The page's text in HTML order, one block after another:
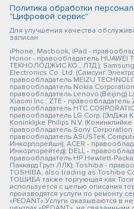
Политика обработки
"Цифровой сервис"
Для улучшения качества
записан
iPhone, Macbook, iPad -
Honor - правообладатель HUAWEI
ТЕКНОЛОДЖИС КО., ЛТД.); Samsung
Electronics Co. Ltd. (Самсунг
правообладатель MEIZU
правообладатель Nokia
правообладатель Lenovo (Beijing)
Xiaomi Inc.; ZTE - правообладатель
правообладатель HTC
правообладатель LG Corp. (ЭлДжи
Koninklijke Philips N.V.
правообладатель Sony
правообладатель ASUSTeK
Инкорпорейшн); ACER -
Инкорпорейтед); DELL -
правообладатель HP Hewlett-
Паккард Груп ЛЛК); Toshiba -
TOSHIBA, also trading as Toshiba
ТОШИБА также торгующая как
используется с целью описания
производятся услуги по ремонту
«PEDANT».Услуги оказываются в